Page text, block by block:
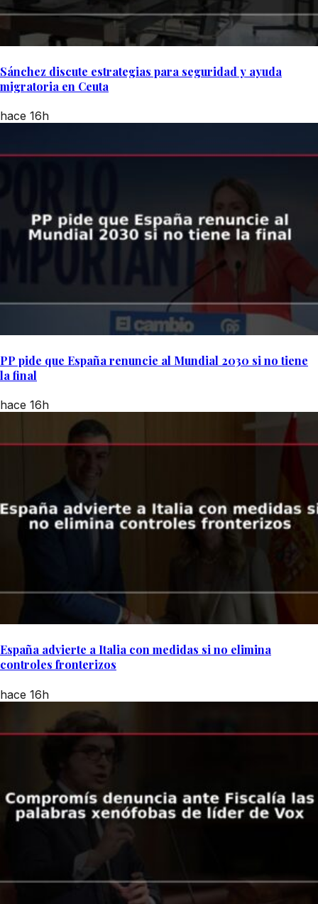
Sánchez discute estrategias para seguridad y ayuda
migratoria en Ceuta
hace 16h
PP pide que España renuncie al Mundial 2030 si no tiene
la final
hace 16h
España advierte a Italia con medidas si no elimina
controles fronterizos
hace 16h